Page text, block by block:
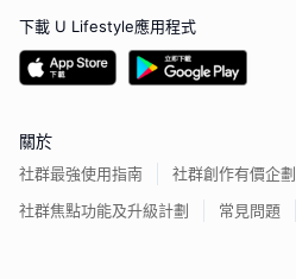
下載 U Lifestyle應用程式
關於
社群最強使用指南
社群創作有價企劃
社群焦點功能及升級計劃
常見問題